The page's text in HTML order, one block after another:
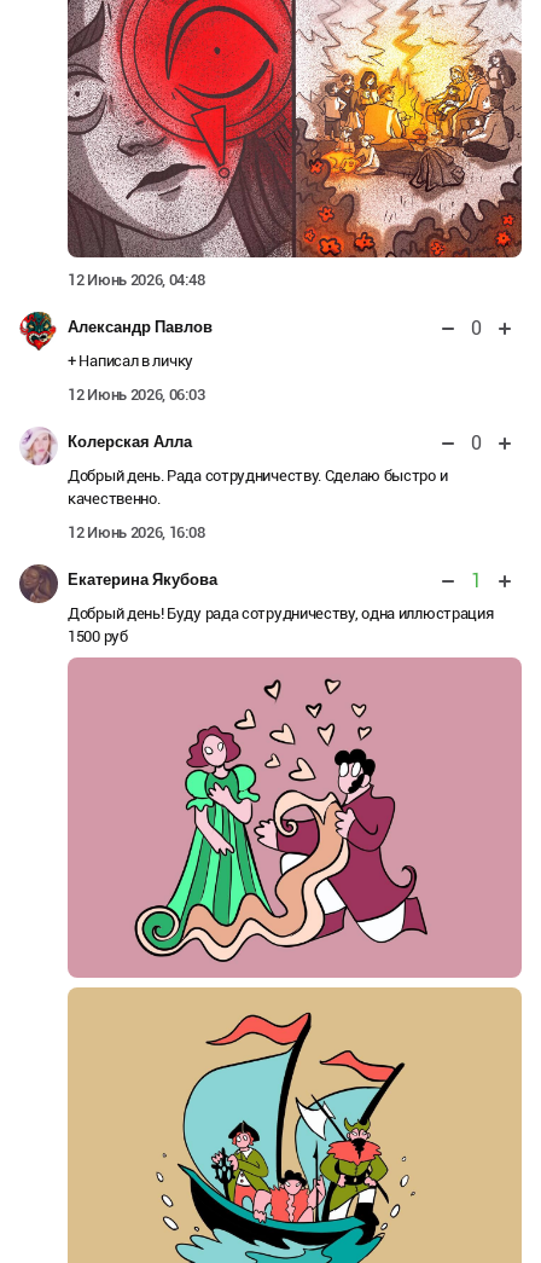
12 Июнь 2026, 04:48
Александр Павлов 0
+ Написал в личку
12 Июнь 2026, 06:03
Колерская Алла 0
Добрый день. Рада сотрудничеству. Сделаю быстро и
качественно.
12 Июнь 2026, 16:08
Екатерина Якубова 1
Добрый день! Буду рада сотрудничеству, одна иллюстрация
1500 руб